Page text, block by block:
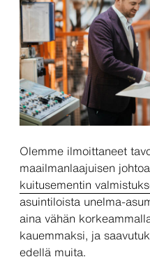
Olemme ilmoittaneet
maailmanlaajuisen
kuitusementin
asuintiloista unelma-
aina vähän
kauemmaksi, ja
edellä muita.